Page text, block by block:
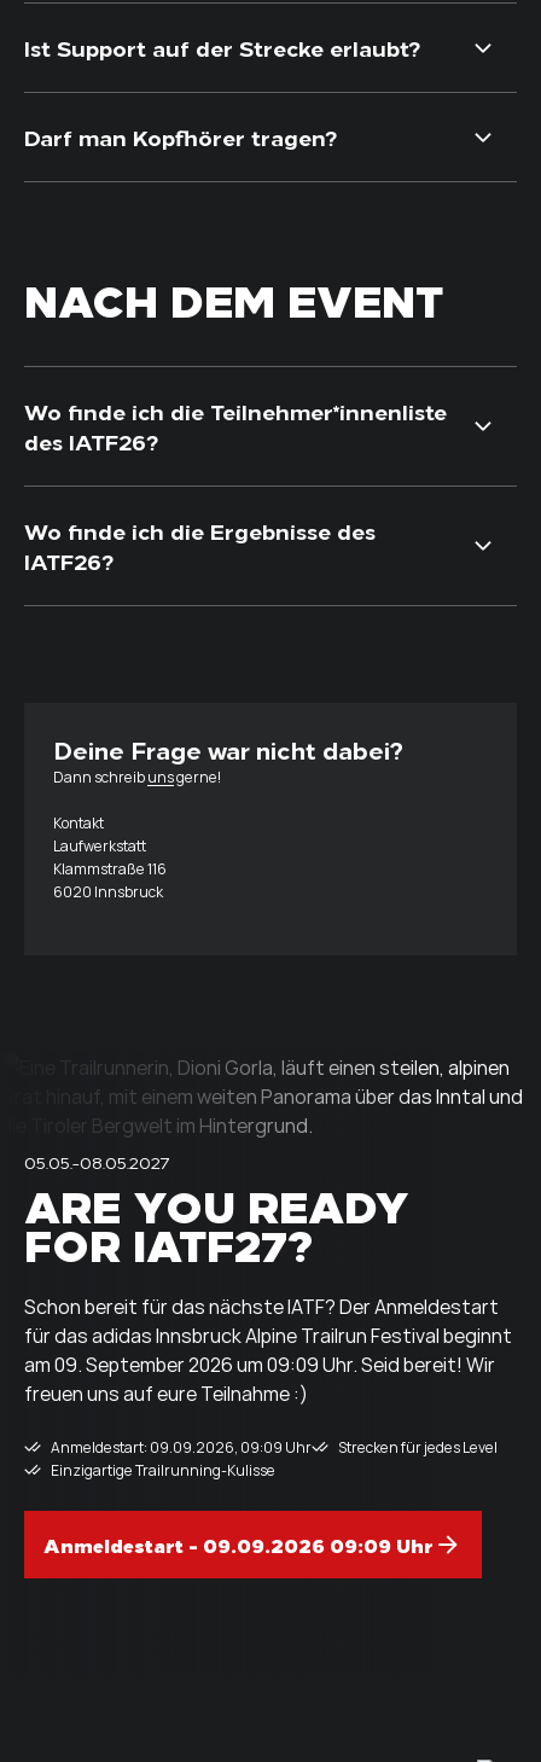
Ist Support auf der Strecke erlaubt?
Darf man Kopfhörer tragen?
NACH DEM EVENT
Wo finde ich die Teilnehmer*innenliste
des IATF26?
Wo finde ich die Ergebnisse des
IATF26?
Deine Frage war nicht dabei?
Dann schreibunsgerne!
Kontakt
Laufwerkstatt
Klammstraße 116
6020 Innsbruck
05.05.-08.05.2027
ARE YOU READY
FOR IATF27?
Schon bereit für das nächste IATF? Der Anmeldestart
für das adidas Innsbruck Alpine Trailrun Festival beginnt
am 09. September 2026 um 09:09 Uhr. Seid bereit! Wir
freuen uns auf eure Teilnahme :)
Anmeldestart: 09.09.2026, 09:09 Uhr
Strecken für jedes Level
Einzigartige Trailrunning-Kulisse
Anmeldestart - 09.09.2026 09:09 Uhr